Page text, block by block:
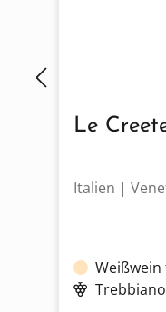
Le
Italien |